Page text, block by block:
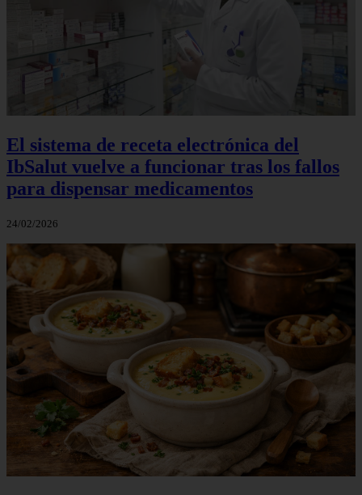
El sistema de receta electrónica del
IbSalut vuelve a funcionar tras los fallos
para dispensar medicamentos
24/02/2026